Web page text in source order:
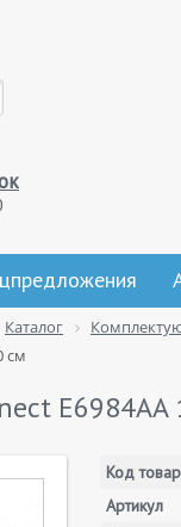
Каталог
см
E6984AA
Код
Артикул